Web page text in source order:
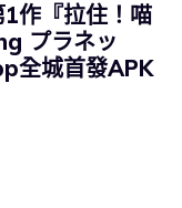
作『拉住！喵
プラネッ
全城首發APK